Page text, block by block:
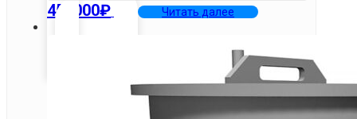
450000₽ Читать далее